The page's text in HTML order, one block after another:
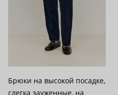
Брюки на высокой посадке,
слегка зауженные, на